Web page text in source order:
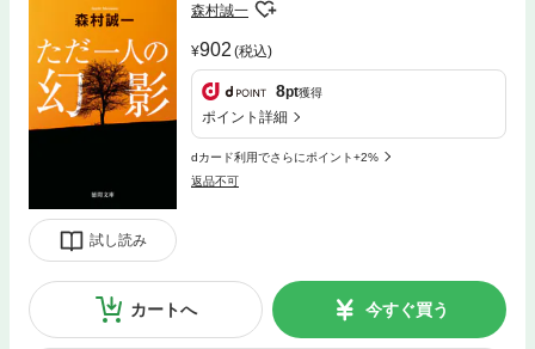
試し読み
森村誠一
902 (税込)
8pt獲得
ポイント詳細
dカード利用でさらにポイント+2%
返品不可
カートへ 今すぐ買う